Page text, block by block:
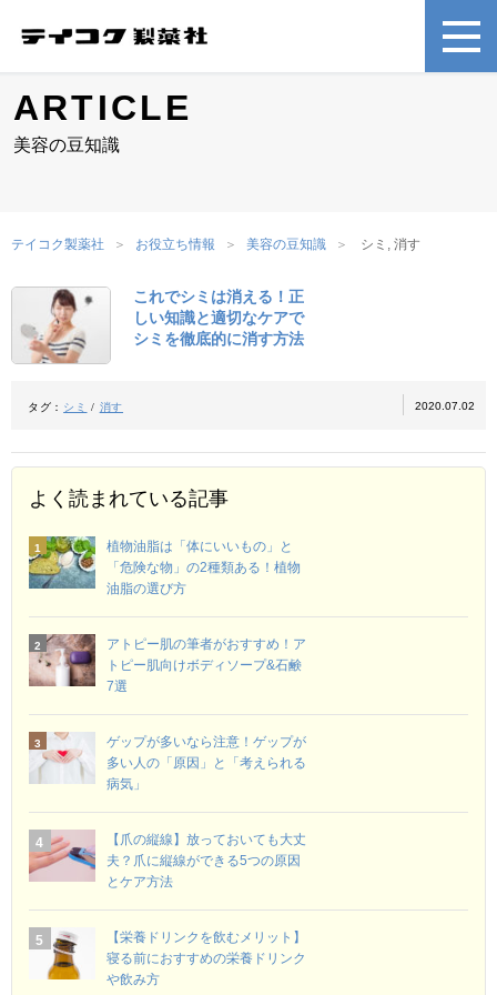
ARTICLE
美容の豆知識
テイコク製薬社 お役立ち情報 美容の豆知識 シミ, 消す
これでシミは消える！正
しい知識と適切なケアで
シミを徹底的に消す方法
タグ： シミ / 消す 2020.07.02
よく読まれている記事
植物油脂は「体にいいもの」と
「危険な物」の2種類ある！植物
油脂の選び方
アトピー肌の筆者がおすすめ！ア
トピー肌向けボディソープ&石鹸
7選
ゲップが多いなら注意！ゲップが
多い人の「原因」と「考えられる
病気」
【爪の縦線】放っておいても大丈
夫？爪に縦線ができる5つの原因
とケア方法
【栄養ドリンクを飲むメリット】
寝る前におすすめの栄養ドリンク
や飲み方